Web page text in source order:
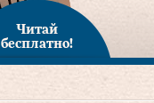
Читай
бесплатно!